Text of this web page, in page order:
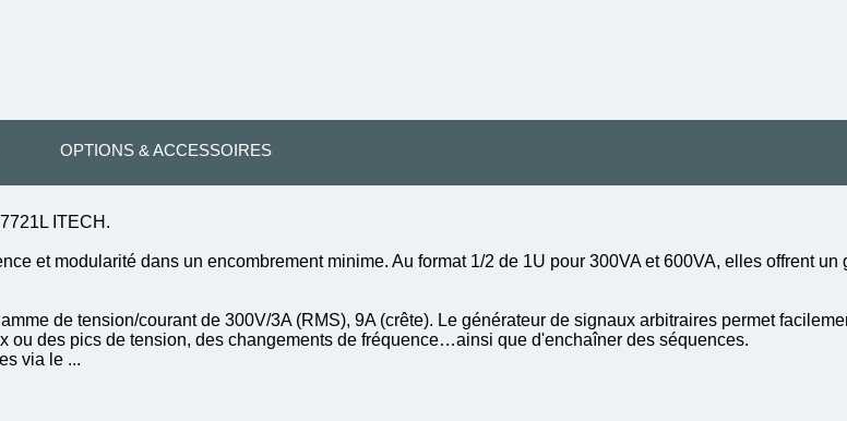
OPTIONS & ACCESSOIRES
ITECH.
et modularité dans un encombrement minime. Au format 1/2 de 1U pour 300VA et 600VA, elles offrent un
de tension/courant de 300V/3A (RMS), 9A (crête). Le générateur de signaux arbitraires permet
ou des pics de tension, des changements de fréquence…ainsi que d'enchaîner des séquences.
via le ...